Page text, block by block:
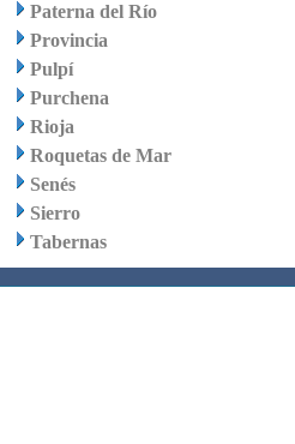
Paterna del Río
Provincia
Pulpí
Purchena
Rioja
Roquetas de Mar
Senés
Sierro
Tabernas